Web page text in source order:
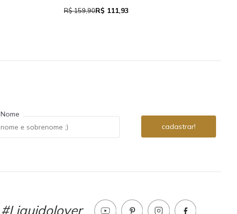
R$ 159,90R$ 111,93
Nome
#Liquidolover